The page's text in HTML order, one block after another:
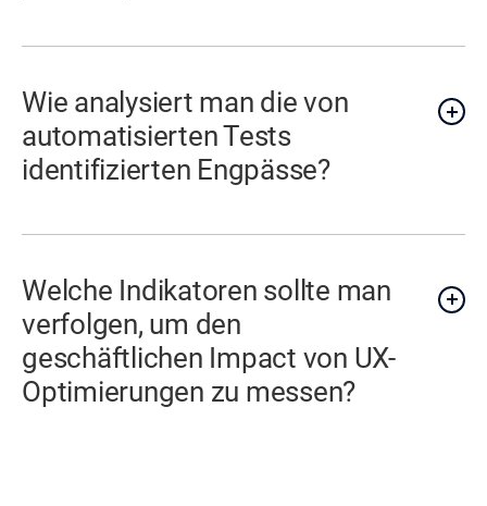
Wie analysiert man die von
automatisierten Tests
identifizierten Engpässe?
Welche Indikatoren sollte man
verfolgen, um den
geschäftlichen Impact von UX-
Optimierungen zu messen?